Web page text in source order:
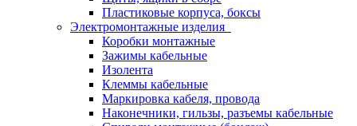
Пластиковые корпуса, боксы
Электромонтажные изделия
Коробки монтажные
Зажимы кабельные
Изолента
Клеммы кабельные
Маркировка кабеля, провода
Наконечники, гильзы, разъемы кабельные